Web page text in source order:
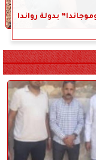
بدولة رواندا